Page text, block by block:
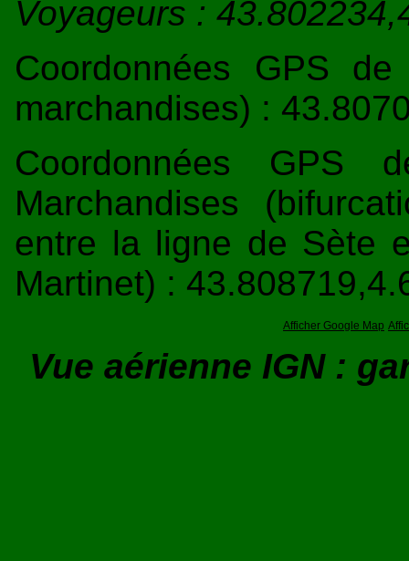
Voyageurs :
Coordonnées GPS
marchandises) :
Coordonnées GPS
Marchandises
entre la ligne de Sète
Martinet) :
Afficher Google Map
Vue aérienne IGN :